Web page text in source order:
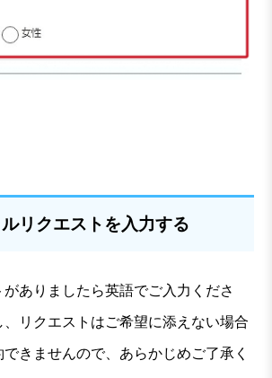
リクエストを入力する
がありましたら英語でご入力くださ
、リクエストはご希望に添えない場合
できませんので、あらかじめご了承く